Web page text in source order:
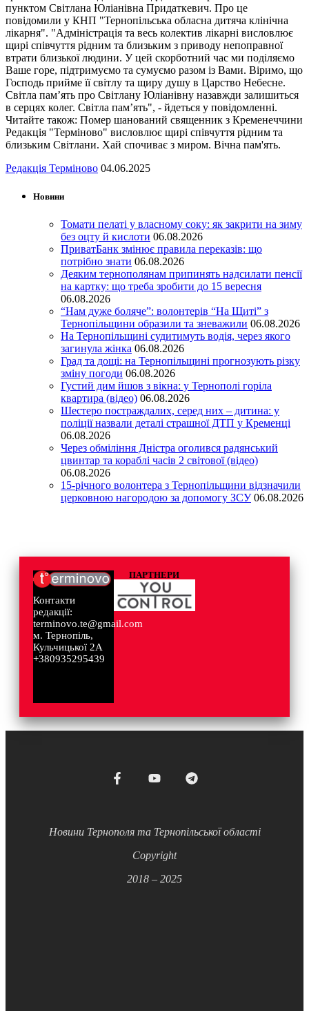
пунктом Світлана Юліанівна Придаткевич. Про це
повідомили у КНП "Тернопільська обласна дитяча клінічна
лікарня". "Адміністрація та весь колектив лікарні висловлює
щирі співчуття рідним та близьким з приводу непоправної
втрати близької людини. У цей скорботний час ми поділяємо
Ваше горе, підтримуємо та сумуємо разом із Вами. Віримо, що
Господь прийме її світлу та щиру душу в Царство Небесне.
Світла пам’ять про Світлану Юліанівну назавжди залишиться
в серцях колег. Світла пам’ять", - йдеться у повідомленні.
Читайте також: Помер шанований священник з Кременеччини
Редакція "Терміново" висловлює щирі співчуття рідним та
близьким Світлани. Хай спочиває з миром. Вічна пам'ять.
Редакція Терміново 04.06.2025
Новини
Томати пелаті у власному соку: як закрити на зиму
без оцту й кислоти 06.08.2026
ПриватБанк змінює правила переказів: що
потрібно знати 06.08.2026
Деяким тернополянам припинять надсилати пенсії
на картку: що треба зробити до 15 вересня
06.08.2026
“Нам дуже боляче”: волонтерів “На Щиті” з
Тернопільщини образили та зневажили 06.08.2026
На Тернопільщині судитимуть водія, через якого
загинула жінка 06.08.2026
Град та дощі: на Тернопільщині прогнозують різку
зміну погоди 06.08.2026
Густий дим йшов з вікна: у Тернополі горіла
квартира (відео) 06.08.2026
Шестеро постраждалих, серед них – дитина: у
поліції назвали деталі страшної ДТП у Кременці
06.08.2026
Через обміління Дністра оголився радянський
цвинтар та кораблі часів 2 світової (відео)
06.08.2026
15-річного волонтера з Тернопільщини відзначили
церковною нагородою за допомогу ЗСУ 06.08.2026
Контакти
редакції:
terminovo.te@gmail.com
м. Тернопіль,
Кульчицької 2А
+380935295439
ПАРТНЕРИ
Новини Тернополя та Тернопільської області
Copyright
2018 – 2025